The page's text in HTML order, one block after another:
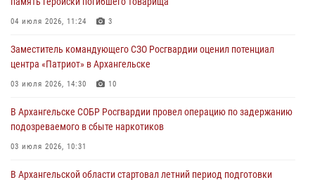
04 июля 2026, 11:24 3
Заместитель командующего СЗО Росгвардии оценил потенциал
центра «Патриот» в Архангельске
03 июля 2026, 14:30 10
В Архангельске СОБР Росгвардии провел операцию по задержанию
подозреваемого в сбыте наркотиков
03 июля 2026, 10:31
В Архангельской области стартовал летний период подготовки